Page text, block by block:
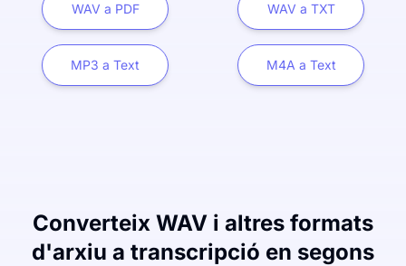
WAV a PDF WAV a TXT
MP3 a Text M4A a Text
Converteix WAV i altres formats
d'arxiu a transcripció en segons